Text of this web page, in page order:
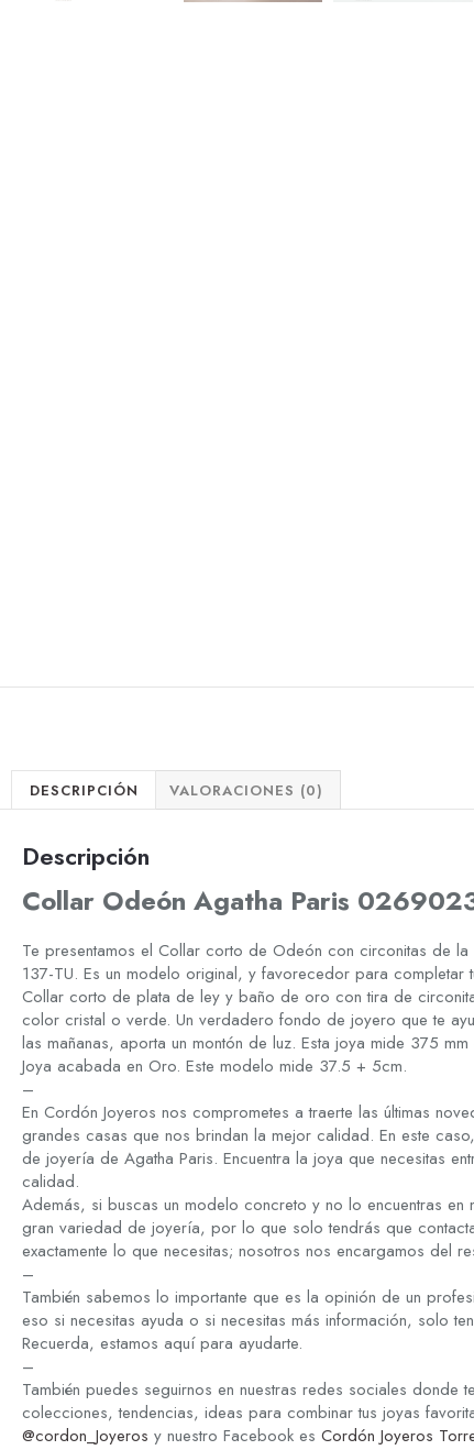
DESCRIPCIÓN VALORACIONES (0)
Descripción
Collar Odeón Agatha Paris
Te presentamos el Collar corto de Odeón con circonitas de
137-TU. Es un modelo original, y favorecedor para completar
Collar corto de plata de ley y baño de oro con tira de
color cristal o verde. Un verdadero fondo de joyero que te
las mañanas, aporta un montón de luz. Esta joya mide 375
Joya acabada en Oro. Este modelo mide 37.5 + 5cm.
–
En Cordón Joyeros nos comprometes a traerte las últimas
grandes casas que nos brindan la mejor calidad. En este
de joyería de Agatha Paris. Encuentra la joya que necesitas
calidad.
Además, si buscas un modelo concreto y no lo encuentras en
gran variedad de joyería, por lo que solo tendrás que
exactamente lo que necesitas; nosotros nos encargamos del
–
También sabemos lo importante que es la opinión de un
eso si necesitas ayuda o si necesitas más información, solo
Recuerda, estamos aquí para ayudarte.
–
También puedes seguirnos en nuestras redes sociales donde
colecciones, tendencias, ideas para combinar tus joyas
@cordon_Joyeros y nuestro Facebook es Cordón Joyeros